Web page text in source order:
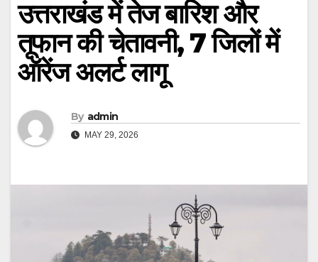
उत्तराखंड में तेज बारिश और
तूफान की चेतावनी, 7 जिलों में
ऑरेंज अलर्ट लागू
By admin
MAY 29, 2026